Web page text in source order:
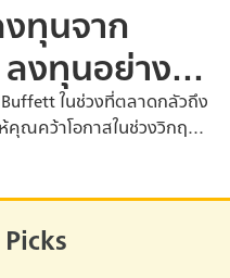
ทุนจาก
งทุนอย่างไร
ว
ในช่วงที่ตลาดกลัวถึง
คุณคว้าโอกาสในช่วงวิกฤต